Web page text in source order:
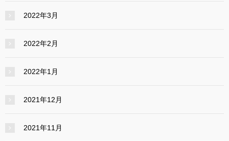
2022年3月
2022年2月
2022年1月
2021年12月
2021年11月